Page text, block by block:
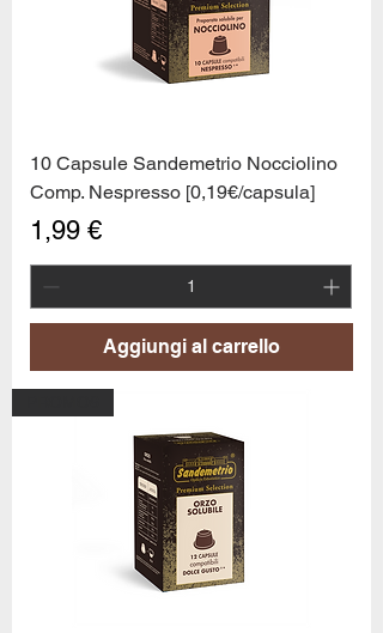
10 Capsule Sandemetrio Nocciolino
Comp. Nespresso [0,19€/capsula]
Prezzo
1,99 €
Aggiungi al carrello